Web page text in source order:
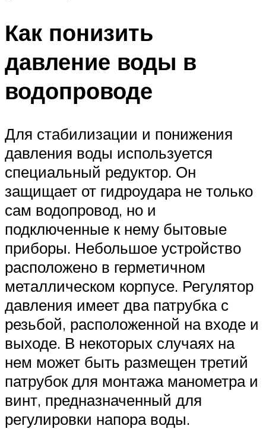
Как понизить
давление воды в
водопроводе
Для стабилизации и понижения
давления воды используется
специальный редуктор. Он
защищает от гидроудара не только
сам водопровод, но и
подключенные к нему бытовые
приборы. Небольшое устройство
расположено в герметичном
металлическом корпусе. Регулятор
давления имеет два патрубка с
резьбой, расположенной на входе и
выходе. В некоторых случаях на
нем может быть размещен третий
патрубок для монтажа манометра и
винт, предназначенный для
регулировки напора воды.